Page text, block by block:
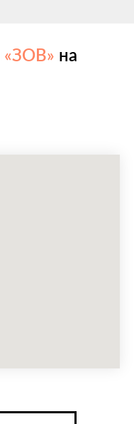
«ЗОВ» на